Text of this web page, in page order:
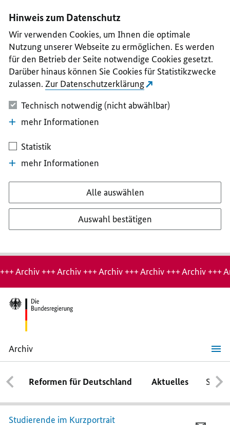
II
III
IV
V
Hinweis zum Datenschutz
Wir verwenden Cookies, um Ihnen die optimale
Nutzung unserer Webseite zu ermöglichen. Es werden
für den Betrieb der Seite notwendige Cookies gesetzt.
Darüber hinaus können Sie Cookies für Statistikzwecke
zulassen. Zur Datenschutzerklärung
Technisch notwendig (nicht abwählbar)
mehr Informationen
Statistik
mehr Informationen
Alle auswählen
Auswahl bestätigen
Hinweis:
Archiv-
Seite
+++ Archiv +++ Archiv +++ Archiv +++ Archiv +++ Archiv +++
Archiv
"Von
heute
auf
morgen
fehlte
das
soziale
Reformen für Deutschland Aktuelles
Studierende im Kurzportrait